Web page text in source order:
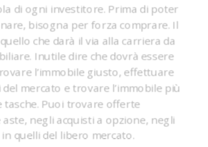
di ogni investitore. Prima di poter
bisogna per forza comprare. Il
che darà il via alla carriera da
Inutile dire che dovrà essere
l’immobile giusto, effettuare
mercato e trovare l’immobile più
tasche. Puoi trovare offerte
negli acquisti a opzione, negli
quelli del libero mercato.